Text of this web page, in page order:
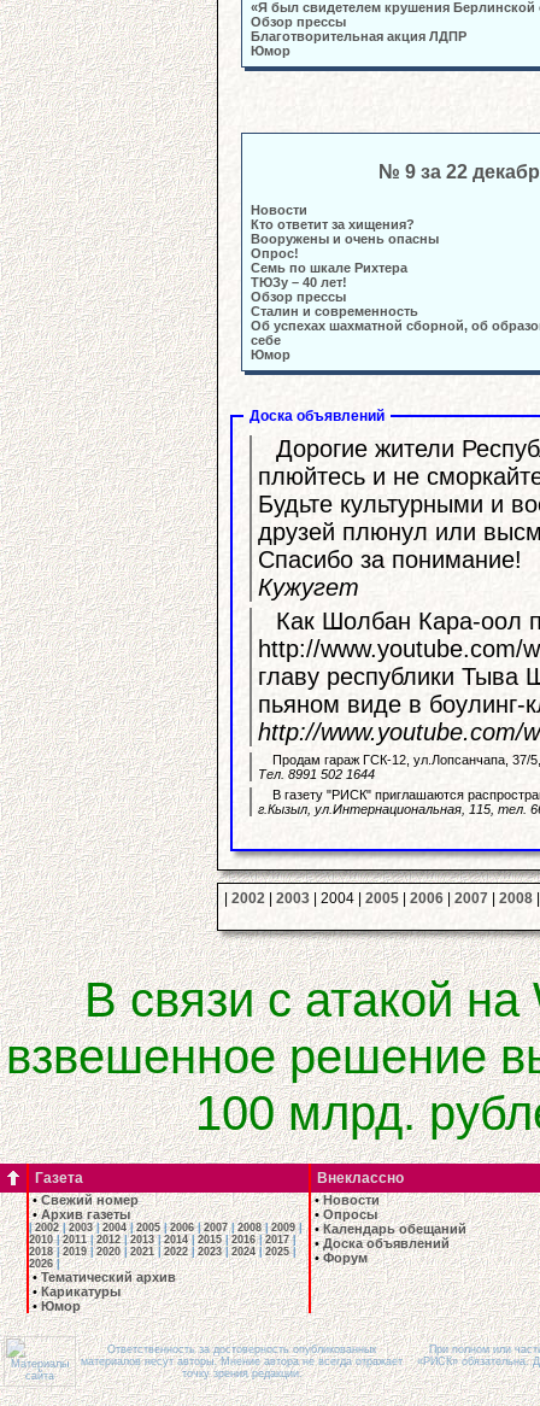
«Я был свидетелем крушения Берлинской
Обзор прессы
Благотворительная акция ЛДПР
Юмор
№ 9 за 22
Новости
Кто ответит за хищения?
Вооружены и очень опасны
Опрос!
Семь по шкале Рихтера
ТЮЗу – 40 лет!
Обзор прессы
Сталин и современность
Об успехах шахматной сборной, об
себе
Юмор
Доска объявлений
Дорогие жители
плюйтесь и не
Будьте культурными и
друзей плюнул или
Спасибо за понимание!
Кужугет
Как Шолбан Кара-оол
http://www.youtube.com/
главу республики Тыва
пьяном виде в боулинг-
http://www.youtube.com/
Продам гараж ГСК-12, ул.Лопсанчапа, 37/
Тел. 8991 502 1644
В газету "РИСК" приглашаются
г.Кызыл, ул.Интернациональная, 115, тел.
| 2002 | 2003 | 2004 | 2005 | 2006 | 2007 | 2008
В связи с атакой
взвешенное решение
100 млрд.
Газета Внеклассно
•Свежий номер
•Архив газеты
|2002|2003|2004|2005|2006|2007|2008|2009|
2010|2011|2012|2013|2014|2015|2016|2017|
2018|2019|2020|2021|2022|2023|2024|2025|
2026|
•Тематический архив
•Карикатуры
•Юмор
•Новости
•Опросы
•Календарь обещаний
•Доска объявлений
•Форум
Ответственность за достоверность опубликованных
материалов несут авторы. Мнение автора не всегда отражает
точку зрения редакции.
При полном или
«РИСК» обязательна.